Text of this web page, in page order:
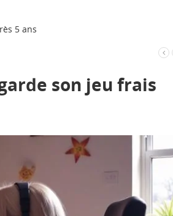
5 ans
son jeu frais